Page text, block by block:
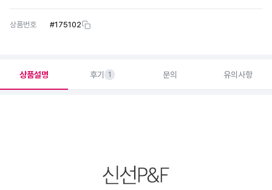
상품번호 #175102
상품설명 후기 1 문의 유의사항